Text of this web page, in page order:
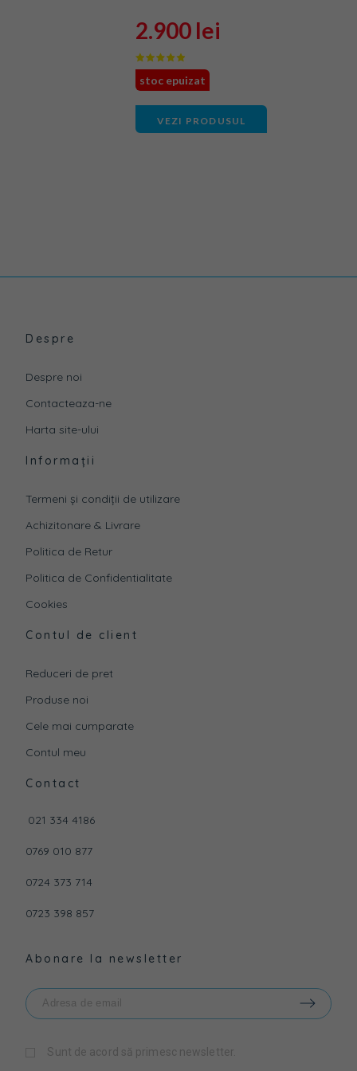
2.900 lei
stoc epuizat
VEZI PRODUSUL
Despre
Despre noi
Contacteaza-ne
Harta site-ului
Informații
Termeni și condiții de utilizare
Achizitonare & Livrare
Politica de Retur
Politica de Confidentialitate
Cookies
Contul de client
Reduceri de pret
Produse noi
Cele mai cumparate
Contul meu
Contact
021 334 4186
0769 010 877
0724 373 714
0723 398 857
Abonare la newsletter
Sunt de acord să primesc newsletter.